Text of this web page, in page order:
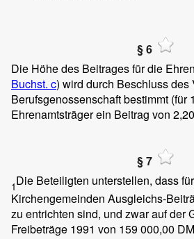
§ 6
Die Höhe des Beitrages für die
Buchst. c) wird durch Beschluss des
Berufsgenossenschaft bestimmt (für
Ehrenamtsträger ein Beitrag von
§ 7
1Die Beteiligten unterstellen, dass
Kirchengemeinden Ausgleichs-
zu entrichten sind, und zwar auf der
Freibeträge 1991 von 159 000,00